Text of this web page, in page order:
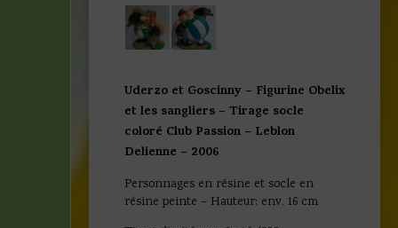
Uderzo et Goscinny – Figurine Obelix
et les sangliers – Tirage socle
coloré Club Passion – Leblon
Delienne – 2006
Personnages en résine et socle en
résine peinte – Hauteur: env. 16 cm